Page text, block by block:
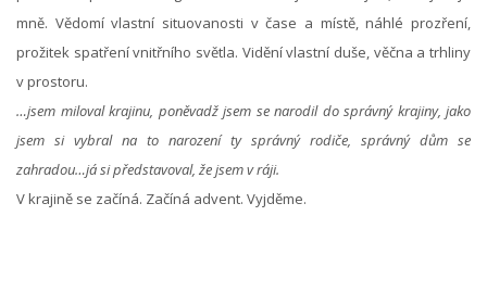
mně. Vědomí vlastní situovanosti v čase a místě, náhlé prozření,
prožitek spatření vnitřního světla. Vidění vlastní duše, věčna a trhliny
v prostoru.
…jsem miloval krajinu, poněvadž jsem se narodil do správný krajiny, jako
jsem si vybral na to narození ty správný rodiče, správný dům se
zahradou…já si představoval, že jsem v ráji.
V krajině se začíná. Začíná advent. Vyjděme.